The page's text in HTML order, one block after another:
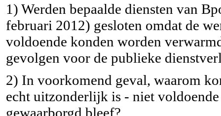
1) Werden bepaalde diensten van
februari 2012) gesloten omdat de
voldoende konden worden
gevolgen voor de publieke
2) In voorkomend geval, waarom
echt uitzonderlijk is - niet
gewaarborgd bleef?